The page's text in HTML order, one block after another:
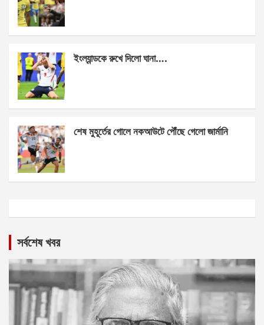
ইংল্যান্ডকে রুখে দিলো ঘানা….
শেষ মুহূর্তের গোলে নকআউটে পৌঁছে গেলো জার্মানি
সর্বশেষ খবর